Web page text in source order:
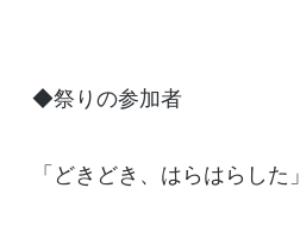
◆祭りの参加者
「どきどき、はらはらした」